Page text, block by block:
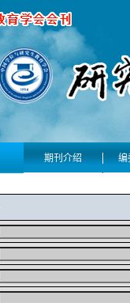
期刊介绍 编